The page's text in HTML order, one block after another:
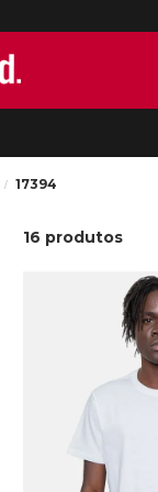
17394
16 produtos